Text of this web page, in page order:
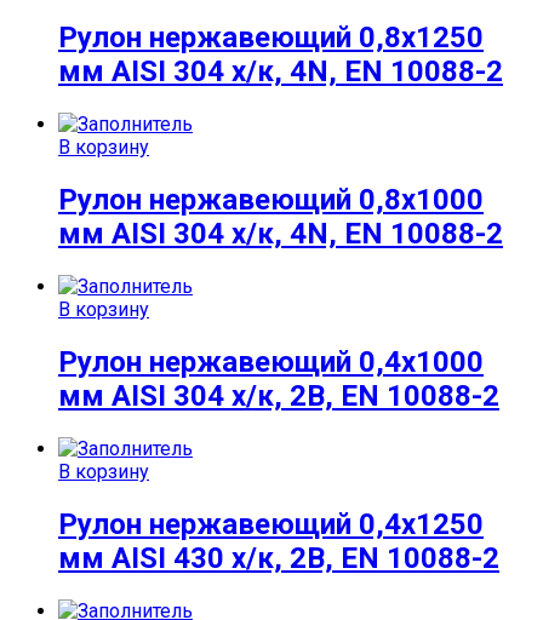
Рулон нержавеющий 0,8х1250
мм AISI 304 х/к, 4N, EN 10088-2
В корзину
Рулон нержавеющий 0,8х1000
мм AISI 304 х/к, 4N, EN 10088-2
В корзину
Рулон нержавеющий 0,4х1000
мм AISI 304 х/к, 2B, EN 10088-2
В корзину
Рулон нержавеющий 0,4х1250
мм AISI 430 х/к, 2B, EN 10088-2